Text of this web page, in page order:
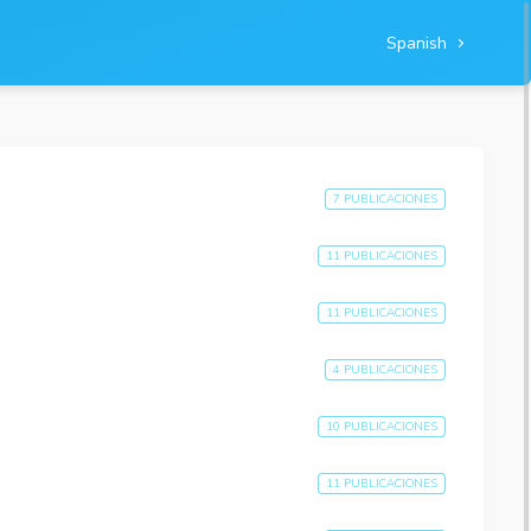
Spanish
7 PUBLICACIONES
11 PUBLICACIONES
11 PUBLICACIONES
4 PUBLICACIONES
10 PUBLICACIONES
11 PUBLICACIONES